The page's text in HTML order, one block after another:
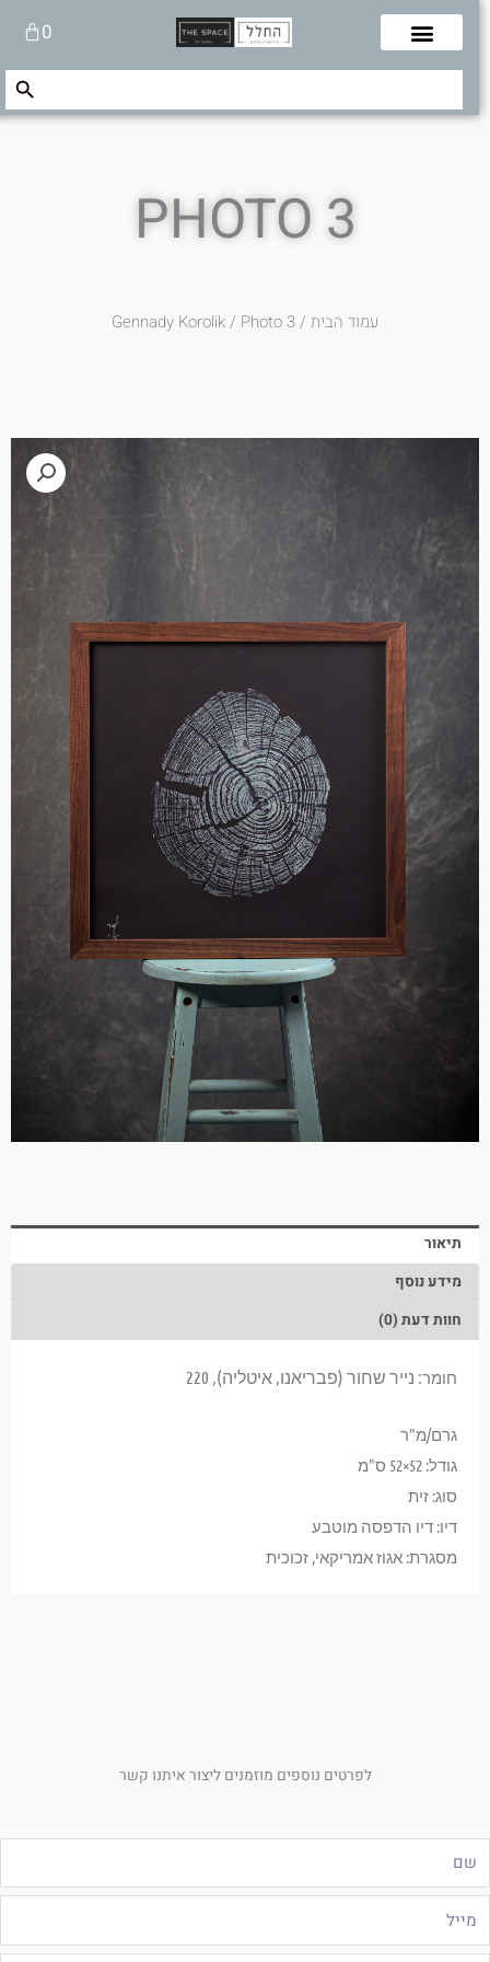
0עגלת
קניות
Search
Search Button
PHOTO 3
עמוד הבית/
Gennady Korolik/ Photo 3
תיאור
מידע נוסף
חוות דעת (0)
חומר: נייר שחור (פבריאנו, איטליה), 220
גרם/מ"ר
גודל: 52×52 ס"מ
סוג: זית
דיו: דיו הדפסה מוטבע
מסגרת: אגוז אמריקאי, זכוכית
לפרטים נוספים מוזמנים ליצור איתנו קשר